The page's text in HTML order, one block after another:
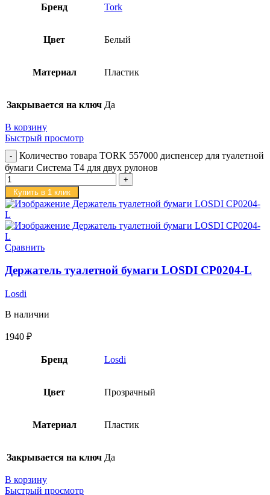
Бренд Tork
Цвет Белый
Материал Пластик
Закрывается на ключ Да
В корзину
Быстрый просмотр
Количество товара TORK 557000 диспенсер для туалетной
бумаги Система T4 для двух рулонов
Купить в 1 клик
Сравнить
Держатель туалетной бумаги LOSDI CP0204-L
Losdi
В наличии
1940 ₽
Бренд Losdi
Цвет Прозрачный
Материал Пластик
Закрывается на ключ Да
В корзину
Быстрый просмотр